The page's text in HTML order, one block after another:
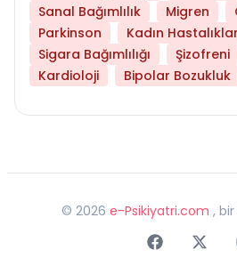
Sanal Bağımlılık
Migren
Parkinson
Kadın
Sigara Bağımlılığı
Şizofreni
Kardioloji
Bipolar Bozukluk
© 2026 e-Psikiyatri.com , bir